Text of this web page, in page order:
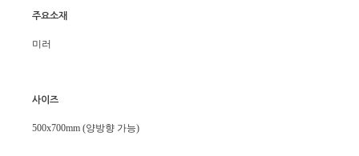
주요소재
미러
사이즈
500x700mm (양방향 가능)